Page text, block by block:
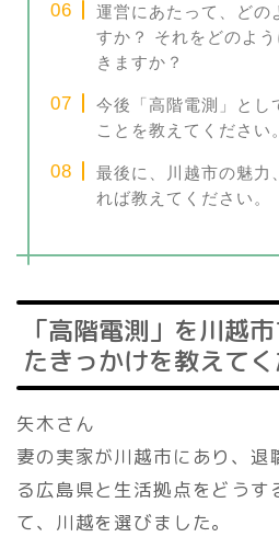
運営にあたって、どの
すか？ それをどのよ
きますか？
今後「高階電測」とし
ことを教えてください。
最後に、川越市の魅力
れば教えてください。
「高階電測」を川越
たきっかけを教えてく
矢木さん
妻の実家が川越市にあり、退
る広島県と生活拠点をどうす
て、川越を選びました。